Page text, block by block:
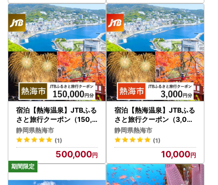
宿泊【熱海温泉】JTBふる
さと旅行クーポン（150,0
00円分）Eメール発行 宿
泊券
静岡県熱海市
(1)
500,000
宿泊【熱海温泉】JTBふる
さと旅行クーポン（3,00
0円分） Eメール発行 宿泊
券
静岡県熱海市
(1)
10,000